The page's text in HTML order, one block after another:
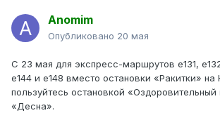
Anomim
Опубликовано 20 мая
С 23 мая для экспресс-маршрутов е131,
е144 и е148 вместо остановки «Ракитки»
пользуйтесь остановкой «Оздоровительный
«Десна».